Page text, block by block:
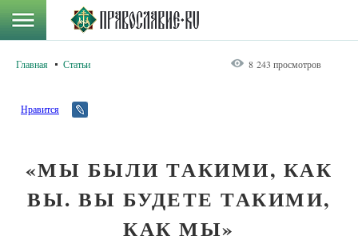
Главная Статьи 8 243 просмотров
Нравится
«МЫ БЫЛИ ТАКИМИ, КАК
ВЫ. ВЫ БУДЕТЕ ТАКИМИ,
КАК МЫ»